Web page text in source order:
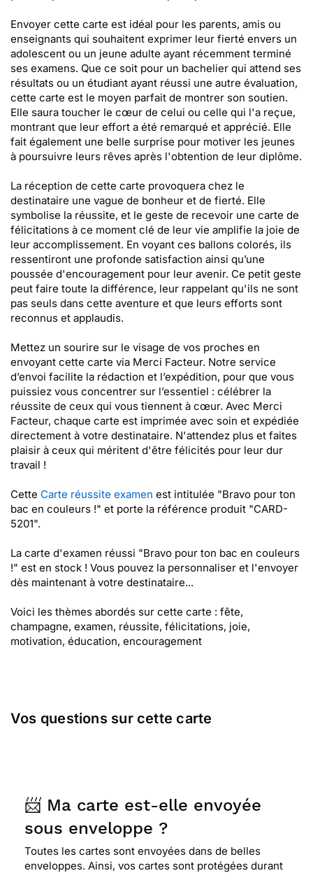
Envoyer cette carte est idéal pour les parents, amis ou
enseignants qui souhaitent exprimer leur fierté envers un
adolescent ou un jeune adulte ayant récemment terminé
ses examens. Que ce soit pour un bachelier qui attend ses
résultats ou un étudiant ayant réussi une autre évaluation,
cette carte est le moyen parfait de montrer son soutien.
Elle saura toucher le cœur de celui ou celle qui l'a reçue,
montrant que leur effort a été remarqué et apprécié. Elle
fait également une belle surprise pour motiver les jeunes
à poursuivre leurs rêves après l'obtention de leur diplôme.
La réception de cette carte provoquera chez le
destinataire une vague de bonheur et de fierté. Elle
symbolise la réussite, et le geste de recevoir une carte de
félicitations à ce moment clé de leur vie amplifie la joie de
leur accomplissement. En voyant ces ballons colorés, ils
ressentiront une profonde satisfaction ainsi qu’une
poussée d'encouragement pour leur avenir. Ce petit geste
peut faire toute la différence, leur rappelant qu'ils ne sont
pas seuls dans cette aventure et que leurs efforts sont
reconnus et applaudis.
Mettez un sourire sur le visage de vos proches en
envoyant cette carte via Merci Facteur. Notre service
d’envoi facilite la rédaction et l’expédition, pour que vous
puissiez vous concentrer sur l’essentiel : célébrer la
réussite de ceux qui vous tiennent à cœur. Avec Merci
Facteur, chaque carte est imprimée avec soin et expédiée
directement à votre destinataire. N'attendez plus et faites
plaisir à ceux qui méritent d'être félicités pour leur dur
travail !
Cette Carte réussite examen est intitulée "Bravo pour ton
bac en couleurs !" et porte la référence produit "CARD-
5201".
La carte d'examen réussi "Bravo pour ton bac en couleurs
!" est en stock ! Vous pouvez la personnaliser et l'envoyer
dès maintenant à votre destinataire...
Voici les thèmes abordés sur cette carte : fête,
champagne, examen, réussite, félicitations, joie,
motivation, éducation, encouragement
Vos questions sur cette carte
📨 Ma carte est-elle envoyée
sous enveloppe ?
Toutes les cartes sont envoyées dans de belles
enveloppes. Ainsi, vos cartes sont protégées durant